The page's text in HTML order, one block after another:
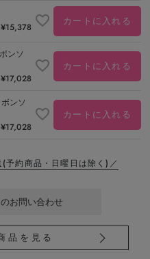
¥15,378 カートに入れる
ンソ
¥17,028
カートに入れる
ンソ
¥17,028
カートに入れる
(予約商品・日曜日は除く)／
お問い合わせ
品を見る